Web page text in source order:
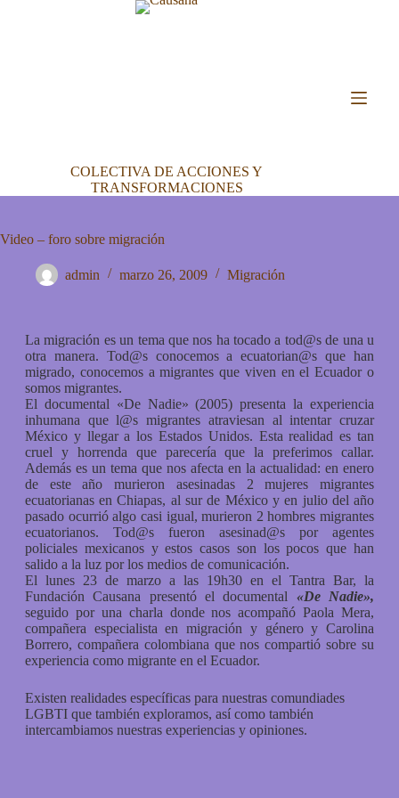
COLECTIVA DE ACCIONES Y
TRANSFORMACIONES
Video – foro sobre migración
admin marzo 26, 2009 Migración
La migración es un tema que nos ha tocado a tod@s de una u
otra manera. Tod@s conocemos a ecuatorian@s que han
migrado, conocemos a migrantes que viven en el Ecuador o
somos migrantes.
El documental «De Nadie» (2005) presenta la experiencia
inhumana que l@s migrantes atraviesan al intentar cruzar
México y llegar a los Estados Unidos. Esta realidad es tan
cruel y horrenda que parecería que la preferimos callar.
Además es un tema que nos afecta en la actualidad: en enero
de este año murieron asesinadas 2 mujeres migrantes
ecuatorianas en Chiapas, al sur de México y en julio del año
pasado ocurrió algo casi igual, murieron 2 hombres migrantes
ecuatorianos. Tod@s fueron asesinad@s por agentes
policiales mexicanos y estos casos son los pocos que han
salido a la luz por los medios de comunicación.
El lunes 23 de marzo a las 19h30 en el Tantra Bar, la
Fundación Causana presentó el documental «De Nadie»,
seguido por una charla donde nos acompañó Paola Mera,
compañera especialista en migración y género y Carolina
Borrero, compañera colombiana que nos compartió sobre su
experiencia como migrante en el Ecuador.
Existen realidades específicas para nuestras comundiades
LGBTI que también exploramos, así como también
intercambiamos nuestras experiencias y opiniones.